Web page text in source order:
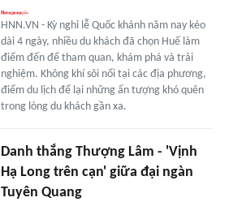
HNN.VN - Kỳ nghỉ lễ Quốc khánh năm nay kéo
dài 4 ngày, nhiều du khách đã chọn Huế làm
điểm đến để tham quan, khám phá và trải
nghiệm. Không khí sôi nổi tại các địa phương,
điểm du lịch để lại những ấn tượng khó quên
trong lòng du khách gần xa.
Danh thắng Thượng Lâm - 'Vịnh
Hạ Long trên cạn' giữa đại ngàn
Tuyên Quang